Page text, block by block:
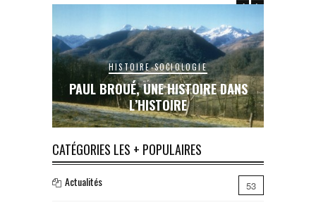
HISTOIRE-SOCIOLOGIE
PAUL BROUÉ, UNE HISTOIRE DANS
L’HISTOIRE
CATÉGORIES LES + POPULAIRES
Actualités 53